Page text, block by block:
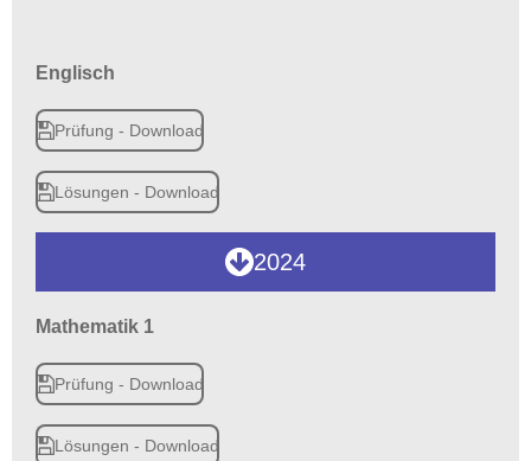
Englisch
Prüfung - Download
Lösungen - Download
2024
Mathematik 1
Prüfung - Download
Lösungen - Download